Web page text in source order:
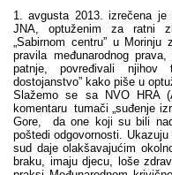
1. avgusta 2013. izrečena je
JNA, optuženim za ratni
„Sabirnom centru” u
pravila međunarodnog
patnje, povređivali
dostojanstvo” kako piše u
Slažemo se sa NVO HRA
komentaru tumači „suđenje
Gore, da one koji su bili
poštedi odgovornosti.
sud daje olakšavajućim
braku, imaju djecu, loše